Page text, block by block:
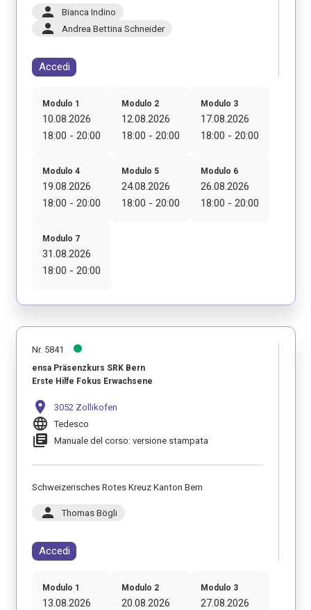
person Bianca Indino
person Andrea Bettina Schneider
Accedi
Modulo 1
10.08.2026
18:00 - 20:00
Modulo 2
12.08.2026
18:00 - 20:00
Modulo 3
17.08.2026
18:00 - 20:00
Modulo 4
19.08.2026
18:00 - 20:00
Modulo 5
24.08.2026
18:00 - 20:00
Modulo 6
26.08.2026
18:00 - 20:00
Modulo 7
31.08.2026
18:00 - 20:00
Nr. 5841
ensa Präsenzkurs SRK Bern
Erste Hilfe Fokus Erwachsene
location_on 3052 Zollikofen
language Tedesco
library_books Manuale del corso: versione stampata
Schweizerisches Rotes Kreuz Kanton Bern
person Thomas Bögli
Accedi
Modulo 1
13.08.2026
Modulo 2
20.08.2026
Modulo 3
27.08.2026